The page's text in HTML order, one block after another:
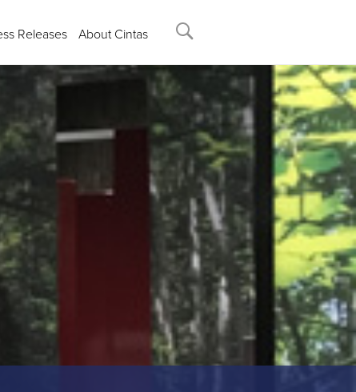
Releases About Cintas